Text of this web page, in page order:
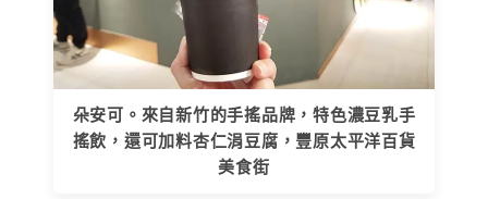
朵安可。來自新竹的手搖品牌，特色濃豆乳手
搖飲，還可加料杏仁涓豆腐，豐原太平洋百貨
美食街